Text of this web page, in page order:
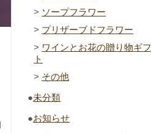
ソープフラワー
プリザーブドフラワー
ワインとお花の贈り物ギフ
ト
その他
未分類
お知らせ